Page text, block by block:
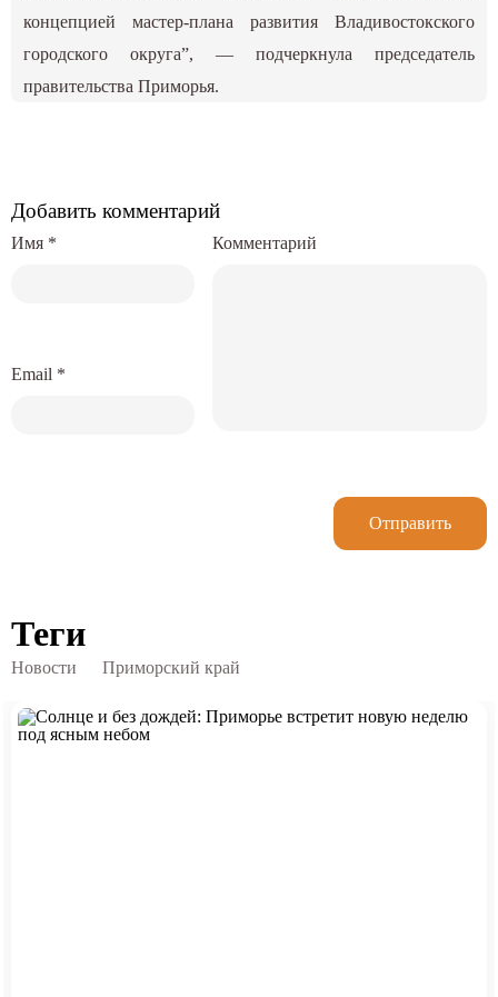
концепцией мастер-плана развития Владивостокского
городского округа”, — подчеркнула председатель
правительства Приморья.
Добавить комментарий
Комментарий
Имя *
Email *
Отправить
Теги
Новости Приморский край